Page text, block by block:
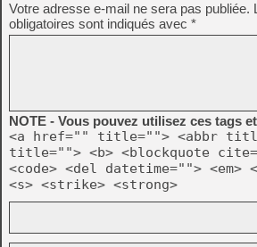
Votre adresse e-mail ne sera pas publiée.
obligatoires sont indiqués avec *
NOTE - Vous pouvez utilisez ces tags
<a href="" title=""> <abbr
title=""> <b> <blockquote
<code> <del datetime="">
<s> <strike> <strong>